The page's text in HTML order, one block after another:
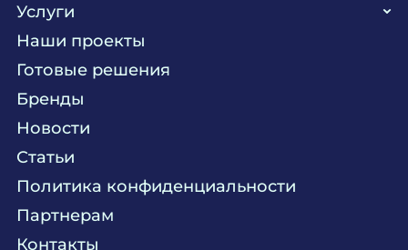
Кухня
Прачечная
Текстиль
Химия
Мебель
Комплексное оснащение
Услуги
Поставка аксессуаров и запасных частей
Сервисное обслуживание
Консалтинг
Технологическое проектирование
Продажа оборудования
Монтажные и пусконаладочные работы
Наши проекты
Готовые решения
Бренды
Новости
Статьи
Политика конфиденциальности
Партнерам
Контакты